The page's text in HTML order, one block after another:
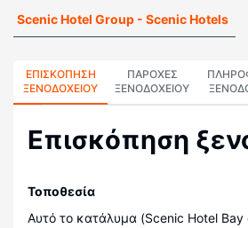
Scenic Hotel Group - Scenic Hotels
ΕΠΙΣΚΌΠΗΣΗ
ΞΕΝΟΔΟΧΕΊΟΥ
ΠΑΡΟΧΕΣ
ΞΕΝΟΔΟΧΕΙΟΥ
Επισκόπηση
Τοποθεσία
Αυτό το κατάλυμα (Scenic Hotel Bay